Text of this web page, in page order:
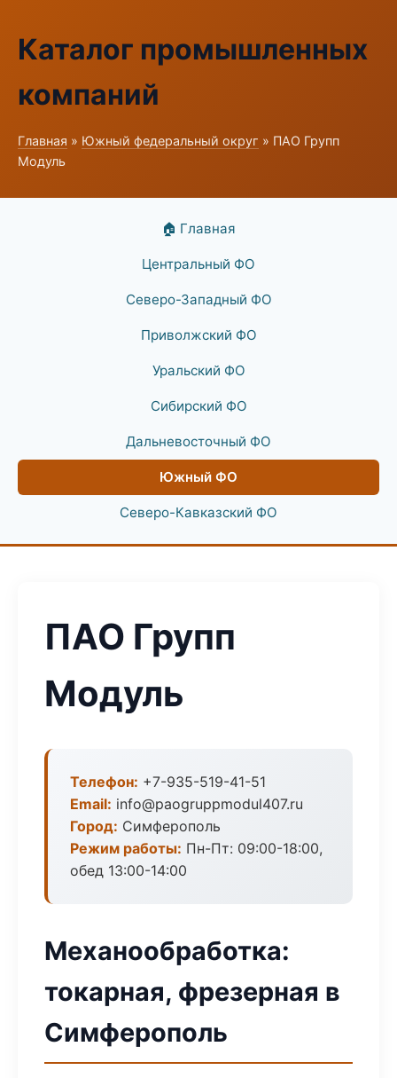
Каталог промышленных
компаний
Главная » Южный федеральный округ » ПАО Групп
Модуль
🏠 Главная
Центральный ФО
Северо-Западный ФО
Приволжский ФО
Уральский ФО
Сибирский ФО
Дальневосточный ФО
Южный ФО
Северо-Кавказский ФО
ПАО Групп
Модуль
Телефон: +7-935-519-41-51
Email: info@paogruppmodul407.ru
Город: Симферополь
Режим работы: Пн-Пт: 09:00-18:00,
обед 13:00-14:00
Механообработка:
токарная, фрезерная в
Симферополь